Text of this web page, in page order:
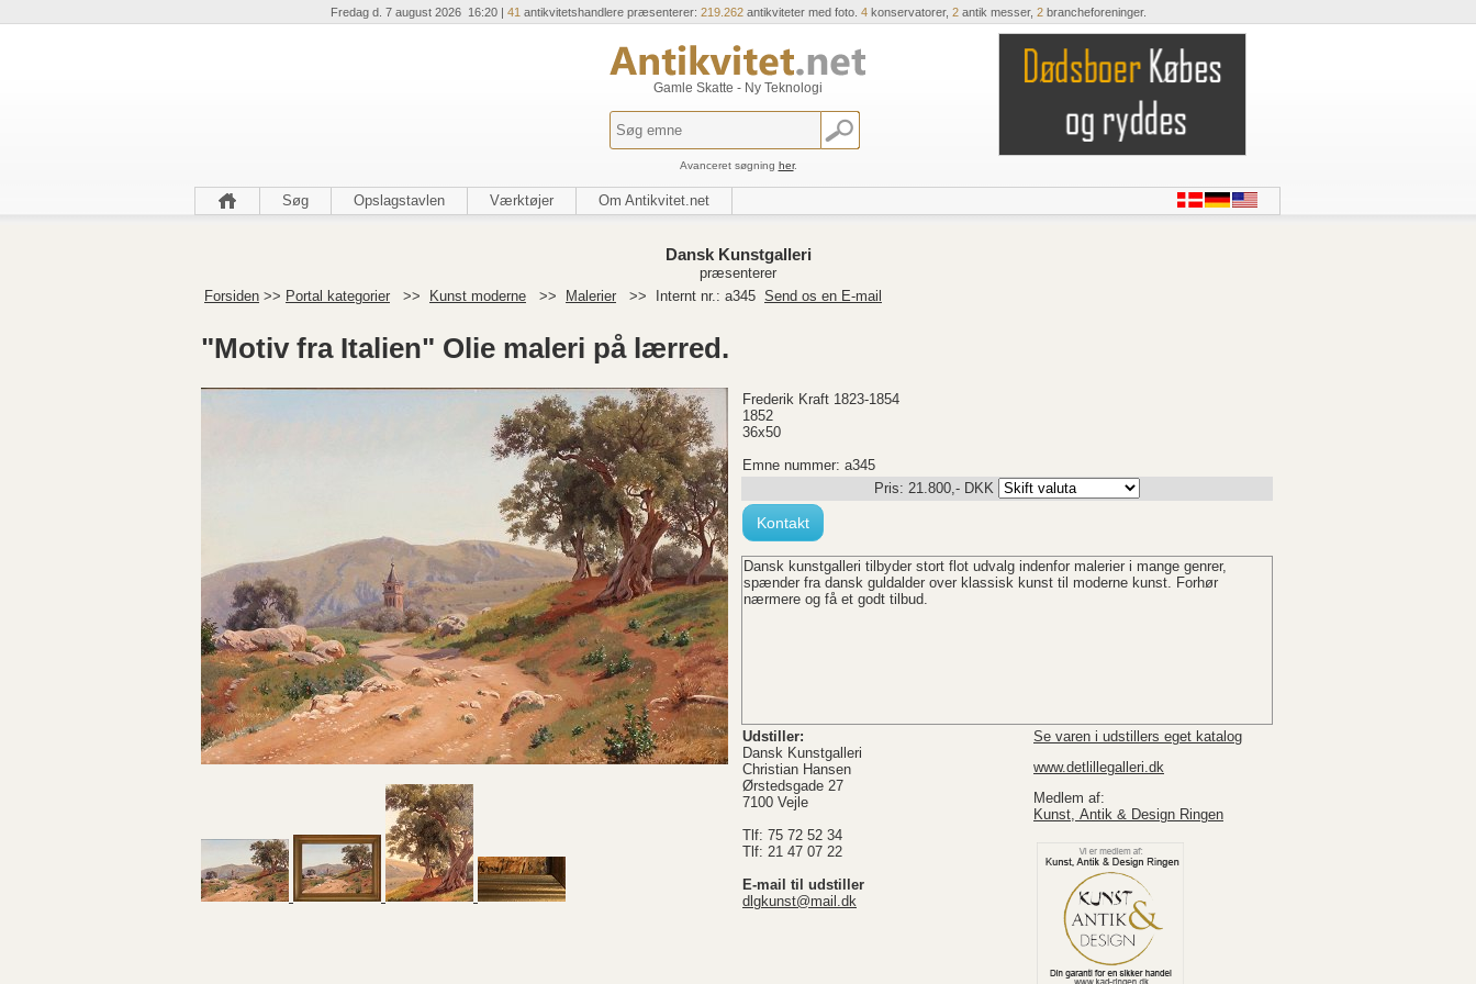
Fredag d. 7 august 2026 16:20 | 41 antikvitetshandlere præsenterer: 219.262antikviteter med foto. 4konservatorer, 2antik messer, 2brancheforeninger.
Gamle Skatte - Ny Teknologi
Avanceret søgning her.
Søg Opslagstavlen Værktøjer Om Antikvitet.net
Dansk Kunstgalleri
præsenterer
Forsiden >> Portal kategorier >> Kunst moderne >> Malerier >> Internt nr.: a345 Send os en E-mail
"Motiv fra Italien" Olie maleri på lærred.
Frederik Kraft 1823-1854
1852
36x50
Emne nummer: a345
Pris: 21.800,- DKK
Kontakt
Dansk kunstgalleri tilbyder stort flot udvalg indenfor malerier i mange genrer,
spænder fra dansk guldalder over klassisk kunst til moderne kunst. Forhør
nærmere og få et godt tilbud.
Udstiller:
Dansk Kunstgalleri
Christian Hansen
Ørstedsgade 27
7100 Vejle
Tlf: 75 72 52 34
Tlf: 21 47 07 22
E-mail til udstiller
dlgkunst@mail.dk
Se varen i udstillers eget katalog
www.detlillegalleri.dk
Medlem af:
Kunst, Antik & Design Ringen